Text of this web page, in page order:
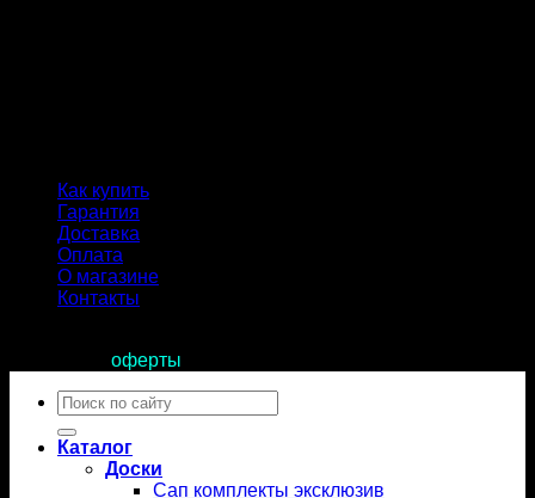
Как купить
Гарантия
Доставка
Оплата
О магазине
Контакты
оферты
Искать:
Каталог
Доски
Сап комплекты эксклюзив